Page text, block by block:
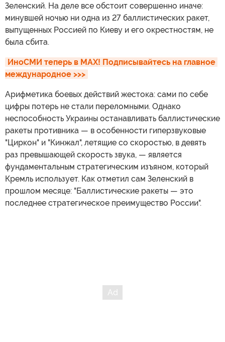
Зеленский. На деле все обстоит совершенно иначе:
минувшей ночью ни одна из 27 баллистических ракет,
выпущенных Россией по Киеву и его окрестностям, не
была сбита.
ИноСМИ теперь в MAX! Подписывайтесь на главное
международное >>>
Арифметика боевых действий жестока: сами по себе
цифры потерь не стали переломными. Однако
неспособность Украины останавливать баллистические
ракеты противника — в особенности гиперзвуковые
"Циркон" и "Кинжал", летящие со скоростью, в девять
раз превышающей скорость звука, — является
фундаментальным стратегическим изъяном, который
Кремль использует. Как отметил сам Зеленский в
прошлом месяце: "Баллистические ракеты — это
последнее стратегическое преимущество России".